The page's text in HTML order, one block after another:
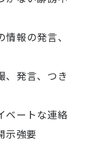
報の発言、
、発言、つき
ベートな連絡
示強要